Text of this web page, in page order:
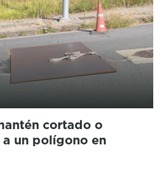
cortado o
un polígono en